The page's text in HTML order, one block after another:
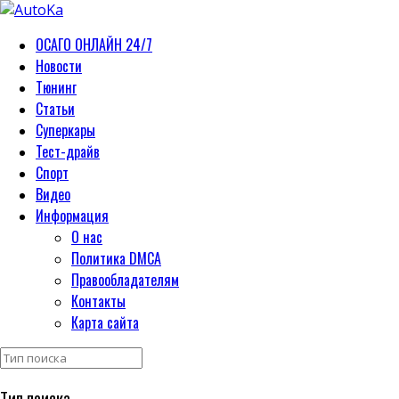
ОСАГО ОНЛАЙН 24/7
Новости
Тюнинг
Статьи
Суперкары
Тест-драйв
Спорт
Видео
Информация
О нас
Политика DMCA
Правообладателям
Контакты
Карта сайта